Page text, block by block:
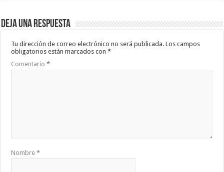
Deja una respuesta
Tu dirección de correo electrónico no será publicada. Los campos
obligatorios están marcados con*
Comentario*
Nombre*